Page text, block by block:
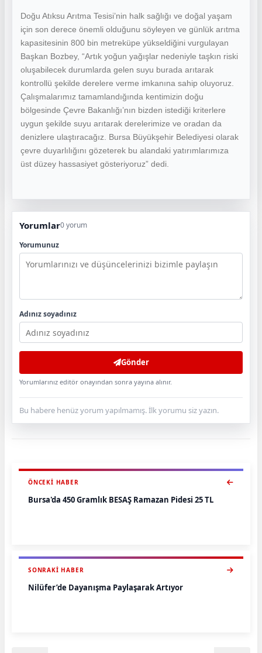
Doğu Atıksu Arıtma Tesisi’nin halk sağlığı ve doğal yaşam
için son derece önemli olduğunu söyleyen ve günlük arıtma
kapasitesinin 800 bin metreküpe yükseldiğini vurgulayan
Başkan Bozbey, “Artık yoğun yağışlar nedeniyle taşkın riski
oluşabilecek durumlarda gelen suyu burada arıtarak
kontrollü şekilde derelere verme imkanına sahip oluyoruz.
Çalışmalarımız tamamlandığında kentimizin doğu
bölgesinde Çevre Bakanlığı’nın bizden istediği kriterlere
uygun şekilde suyu arıtarak derelerimize ve oradan da
denizlere ulaştıracağız. Bursa Büyükşehir Belediyesi olarak
çevre duyarlılığını gözeterek bu alandaki yatırımlarımıza
üst düzey hassasiyet gösteriyoruz” dedi.
Yorumlar0 yorum
Yorumunuz
Adınız soyadınız
Gönder
Yorumlarınız editör onayından sonra yayına alınır.
Bu habere henüz yorum yapılmamış. İlk yorumu siz yazın.
ÖNCEKI HABER
Bursa'da 450 Gramlık BESAŞ Ramazan Pidesi 25 TL
SONRAKI HABER
Nilüfer’de Dayanışma Paylaşarak Artıyor